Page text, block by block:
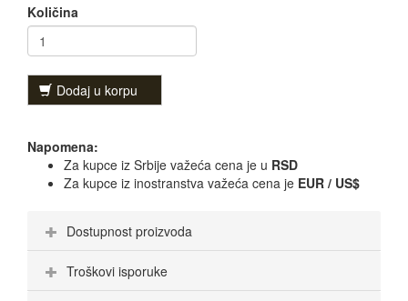
Količina
Dodaj u korpu
Napomena:
Za kupce iz Srbije važeća cena je u RSD
Za kupce iz inostranstva važeća cena je EUR / US$
Dostupnost proizvoda
Troškovi isporuke